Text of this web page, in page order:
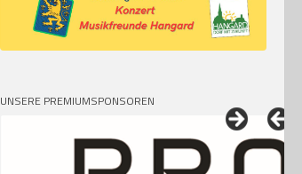
UNSERE PREMIUMSPONSOREN